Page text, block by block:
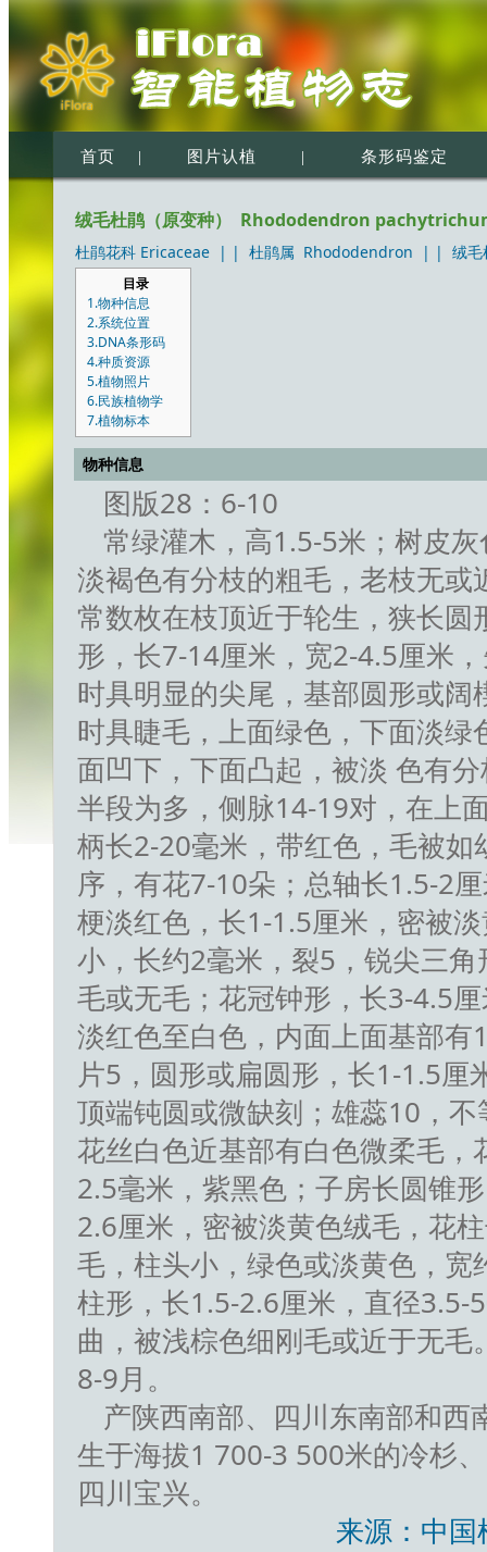
首页 | 图片认植 | 条形码鉴定
绒毛杜鹃（原变种） Rhododendron
杜鹃花科 Ericaceae | | 杜鹃属 Rhododendron | | 绒
目录
1.物种信息
2.系统位置
3.DNA条形码
4.种质资源
5.植物照片
6.民族植物学
7.植物标本
物种信息
图版28：6-10
常绿灌木，高1.5-5米；树皮
淡褐色有分枝的粗毛，老枝无或
常数枚在枝顶近于轮生，狭长圆
形，长7-14厘米，宽2-4.5厘米
时具明显的尖尾，基部圆形或阔
时具睫毛，上面绿色，下面淡绿
面凹下，下面凸起，被淡 色有
半段为多，侧脉14-19对，在上
柄长2-20毫米，带红色，毛被如
序，有花7-10朵；总轴长1.5-2
梗淡红色，长1-1.5厘米，密被
小，长约2毫米，裂5，锐尖三
毛或无毛；花冠钟形，长3-4.5
淡红色至白色，内面上面基部有
片5，圆形或扁圆形，长1-1.5厘
顶端钝圆或微缺刻；雄蕊10，
花丝白色近基部有白色微柔毛，
2.5毫米，紫黑色；子房长圆锥
2.6厘米，密被淡黄色绒毛，花
毛，柱头小，绿色或淡黄色，宽
柱形，长1.5-2.6厘米，直径3.5-
曲，被浅棕色细刚毛或近于无毛
8-9月。
产陕西南部、四川东南部和西
生于海拔1 700-3 500米的冷杉
四川宝兴。
来源：中